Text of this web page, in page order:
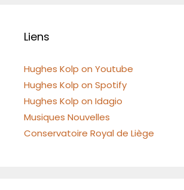
Liens
Hughes Kolp on Youtube
Hughes Kolp on Spotify
Hughes Kolp on Idagio
Musiques Nouvelles
Conservatoire Royal de Liège